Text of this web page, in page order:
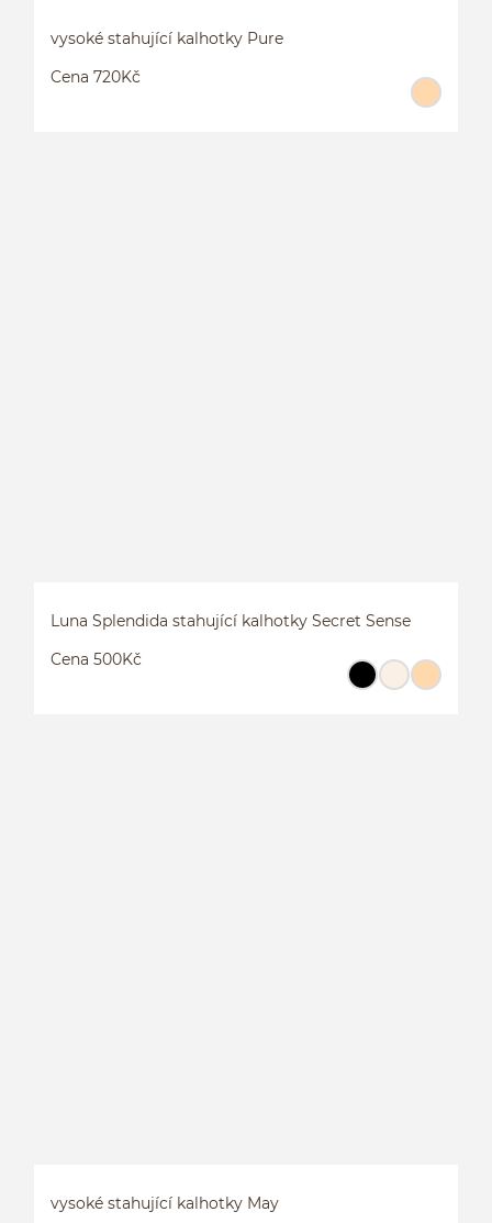
vysoké stahující kalhotky Pure
Cena 720Kč
Luna Splendida stahující kalhotky Secret Sense
Cena 500Kč
vysoké stahující kalhotky May